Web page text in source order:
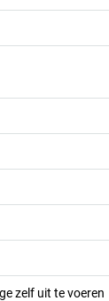
zelf uit te voeren